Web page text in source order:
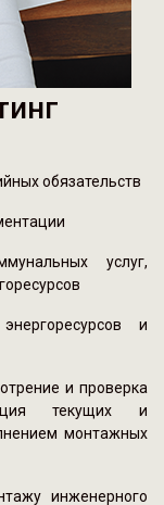
обязательств
услуг,
и
и проверка
текущих и
монтажных
инженерного